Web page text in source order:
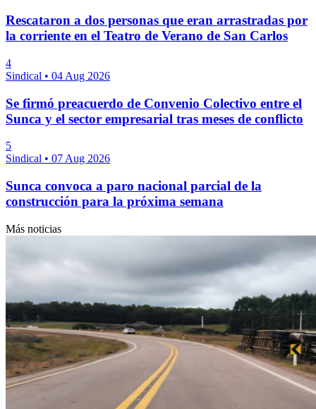
Rescataron a dos personas que eran arrastradas por
la corriente en el Teatro de Verano de San Carlos
4
Sindical • 04 Aug 2026
Se firmó preacuerdo de Convenio Colectivo entre el
Sunca y el sector empresarial tras meses de conflicto
5
Sindical • 07 Aug 2026
Sunca convoca a paro nacional parcial de la
construcción para la próxima semana
Más noticias